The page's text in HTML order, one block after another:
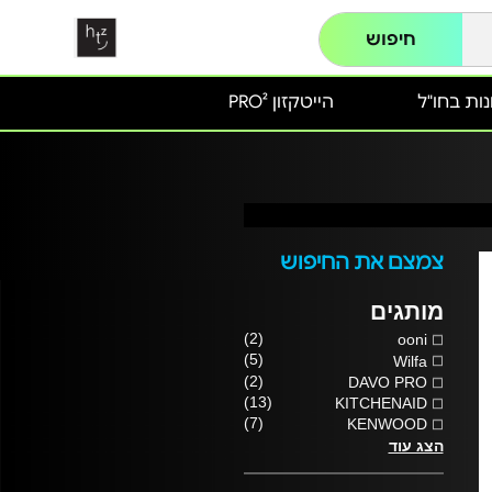
חיפוש
הייטקזון PRO² בחו"ל
צמצם את החיפוש
מותגים
(2)
ooni
(5)
Wilfa
(2)
DAVO PRO
(13)
KITCHENAID
(7)
KENWOOD
הצג עוד